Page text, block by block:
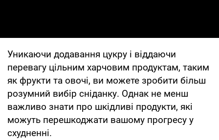
Уникаючи додавання цукру і віддаючи
перевагу цільним харчовим продуктам, таким
як фрукти та овочі, ви можете зробити більш
розумний вибір сніданку. Однак не менш
важливо знати про шкідливі продукти, які
можуть перешкоджати вашому прогресу у
схудненні.